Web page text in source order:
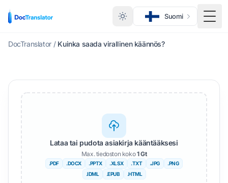
Suomi
DocTranslator / Kuinka saada virallinen käännös?
Lataa tai pudota asiakirja kääntääksesi
Max. tiedoston koko1 Gt
.PDF .DOCX .PPTX .XLSX .TXT .JPG
.PNG
.IDML
.EPUB .HTML